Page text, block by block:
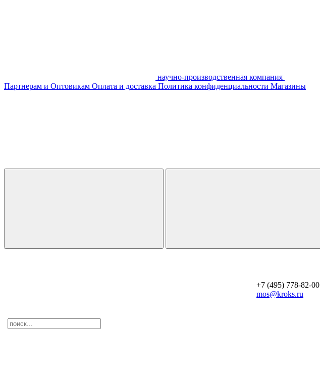
научно-производственная компания
Партнерам и Оптовикам Оплата и доставка Политика конфиденциальности Магазины
+7 (495) 778-82-00
mos@kroks.ru